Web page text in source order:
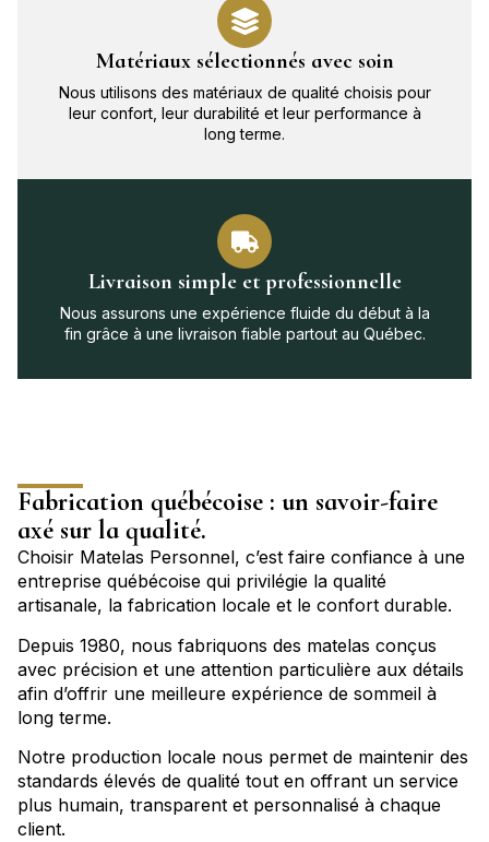
Matériaux sélectionnés avec soin
Nous utilisons des matériaux de qualité choisis pour
leur confort, leur durabilité et leur performance à
long terme.
Livraison simple et professionnelle
Nous assurons une expérience fluide du début à la
fin grâce à une livraison fiable partout au Québec.
Fabrication québécoise : un savoir-faire
axé sur la qualité.
Choisir Matelas Personnel, c’est faire confiance à une
entreprise québécoise qui privilégie la qualité
artisanale, la fabrication locale et le confort durable.
Depuis 1980, nous fabriquons des matelas conçus
avec précision et une attention particulière aux détails
afin d’offrir une meilleure expérience de sommeil à
long terme.
Notre production locale nous permet de maintenir des
standards élevés de qualité tout en offrant un service
plus humain, transparent et personnalisé à chaque
client.